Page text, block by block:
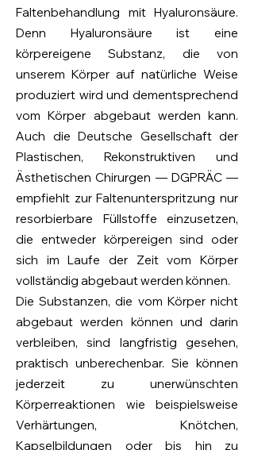
Faltenbehandlung mit Hyaluronsäure.
Denn Hyaluronsäure ist eine
körpereigene Substanz, die von
unserem Körper auf natürliche Weise
produziert wird und dementsprechend
vom Körper abgebaut werden kann.
Auch die Deutsche Gesellschaft der
Plastischen, Rekonstruktiven und
Ästhetischen Chirurgen — DGPRÄC —
empfiehlt zur Faltenunterspritzung nur
resorbierbare Füllstoffe einzusetzen,
die entweder körpereigen sind oder
sich im Laufe der Zeit vom Körper
vollständig abgebaut werden können.
Die Substanzen, die vom Körper nicht
abgebaut werden können und darin
verbleiben, sind langfristig gesehen,
praktisch unberechenbar. Sie können
jederzeit zu unerwünschten
Körperreaktionen wie beispielsweise
Verhärtungen, Knötchen,
Kapselbildungen oder bis hin zu